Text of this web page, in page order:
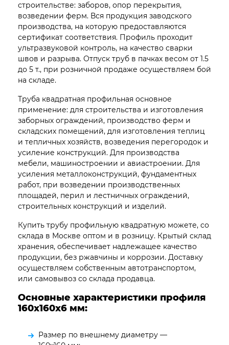
строительстве: заборов, опор перекрытия,
возведении ферм. Вся продукция заводского
производства, на которую предоставляются
сертификат соответствия. Профиль проходит
ультразвуковой контроль, на качество сварки
швов и разрыва. Отпуск труб в пачках весом от 1.5
до 5 т., при розничной продаже осуществляем бой
на складе.
Труба квадратная профильная основное
применение: для строительства и изготовления
заборных ограждений, производство ферм и
складских помещений, для изготовления теплиц
и тепличных хозяйств, возведения перегородок и
усиление конструкций. Для производства
мебели, машиностроении и авиастроении. Для
усиления металлоконструкций, фундаментных
работ, при возведении производственных
площадей, перил и лестничных ограждений,
строительных конструкций и изделий.
Купить трубу профильную квадратную можете, со
склада в Москве оптом и в розницу. Крытый склад
хранения, обеспечивает надлежащее качество
продукции, без ржавчины и коррозии. Доставку
осуществляем собственным автотранспортом,
или самовывоз со склада продавца.
Основные характеристики профиля
160х160х6 мм:
Размер по внешнему диаметру —